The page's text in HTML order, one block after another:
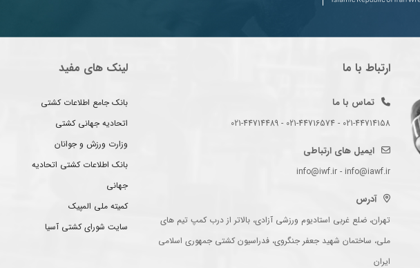
ارتباط با ما
تماس با ما
021-44714158 - 021-44716574 - 021-44714489
ایمیل های ارتباطی
info@iwf.ir - info@iawf.ir
آدرس
تهران، ضلع غربی استادیوم ورزشی آزادی، بالاتر از درب کمپ تیم های
ملی، ساختمان شهید جعفر جنگروی، فدراسیون کشتی جمهوری اسلامی
ایران
لینک های مفید
بانک جامع اطلاعات کشتی
اتحادیه جهانی کشتی
وزارت ورزش و جوانان
بانک اطلاعات کشتی اتحادیه
جهانی
کمیته ملی المپیک
سایت شورای کشتی آسیا